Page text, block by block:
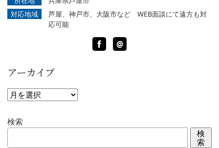
対応地域
芦屋、神戸市、大阪市など WEB面談にて遠方も対
応可能
Facebook
LINE
@
アーカイブ
ア
カ
イ
検索
検
索